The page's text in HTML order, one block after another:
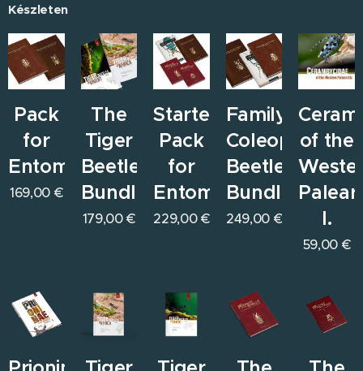
Készleten
Pack
for
Entomologists
169,00 €
The
Tiger
Beetles
Bundle
179,00€
Starter
Pack
for
Entomologists
229,00€
Family
Coleoptera
Beetles
Bundle
249,00€
of the
I.
59,00 €